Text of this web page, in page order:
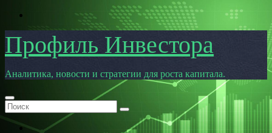
Перейти
содержимому
Профиль Инвестора
Аналитика, новости и стратегии для роста капитала.